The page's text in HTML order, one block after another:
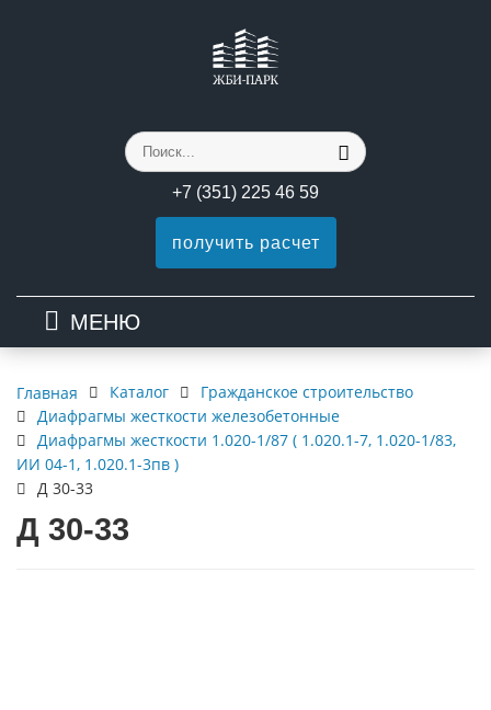
+7 (351) 225 46 59
получить расчет
МЕНЮ
Главная Каталог
Гражданское строительство
Диафрагмы жесткости железобетонные
Диафрагмы жесткости 1.020-1/87 ( 1.020.1-7, 1.020-1/83,
ИИ 04-1, 1.020.1-3пв )
Д 30-33
Д 30-33